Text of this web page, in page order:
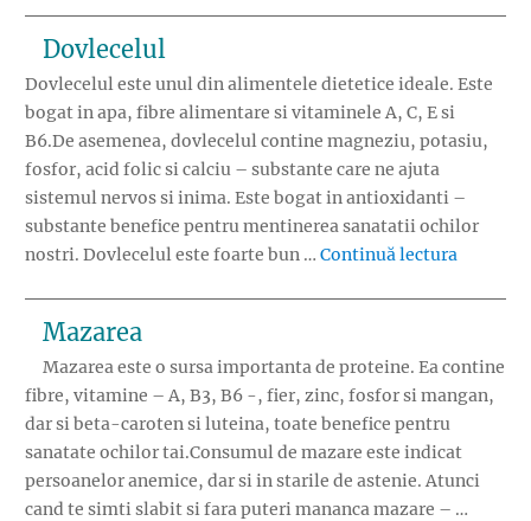
Dovlecelul
Dovlecelul este unul din alimentele dietetice ideale. Este
bogat in apa, fibre alimentare si vitaminele A, C, E si
B6.De asemenea, dovlecelul contine magneziu, potasiu,
fosfor, acid folic si calciu – substante care ne ajuta
sistemul nervos si inima. Este bogat in antioxidanti –
substante benefice pentru mentinerea sanatatii ochilor
nostri. Dovlecelul este foarte bun … Continuă lectura
Mazarea
Mazarea este o sursa importanta de proteine. Ea contine
fibre, vitamine – A, B3, B6 -, fier, zinc, fosfor si mangan,
dar si beta-caroten si luteina, toate benefice pentru
sanatate ochilor tai.Consumul de mazare este indicat
persoanelor anemice, dar si in starile de astenie. Atunci
cand te simti slabit si fara puteri mananca mazare – …